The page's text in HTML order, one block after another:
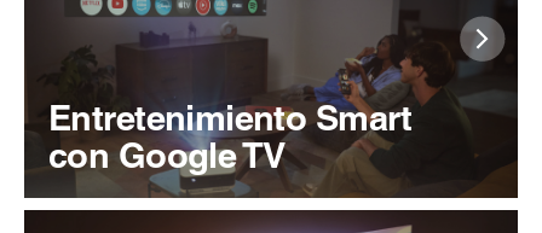
Entretenimiento Smart
con Google TV